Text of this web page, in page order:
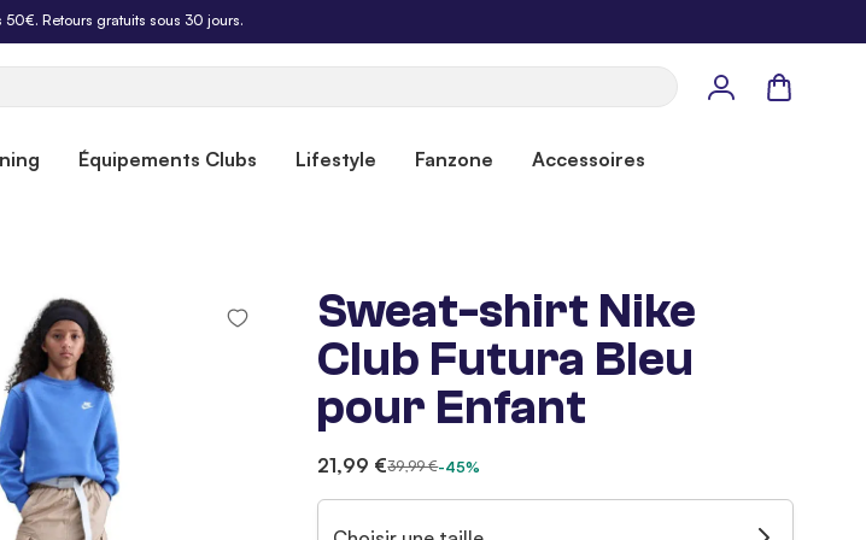
50€. Retours gratuits sous 30 jours.
Panier
Équipements Clubs Lifestyle Fanzone Accessoires
Sweat-shirt Nike
Club Futura Bleu
pour Enfant
21,99 €39,99 €-45%